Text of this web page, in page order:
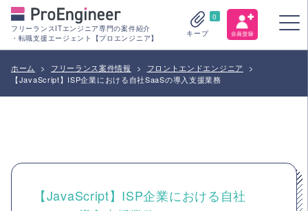
フリーランスITエンジニア専門の案件紹介
・転職支援エージェント【プロエンジニア】
0
キープ
ホーム > フリーランス案件情報 > フロントエンドエンジニア
>
【JavaScript】ISP企業における自社SaaSの導入支援業務
【JavaScript】ISP企業における自社